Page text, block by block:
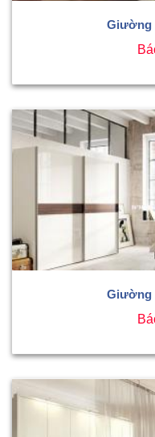
Giường
Giường